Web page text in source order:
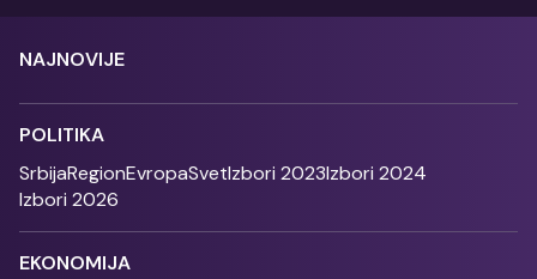
NAJNOVIJE
POLITIKA
SrbijaRegionEvropaSvetIzbori 2023Izbori 2024
Izbori 2026
EKONOMIJA